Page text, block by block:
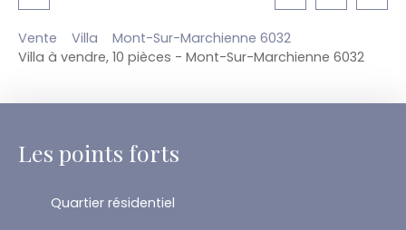
Vente Villa
Mont-Sur-Marchienne 6032
Villa à vendre, 10 pièces - Mont-Sur-Marchienne 6032
Les points forts
Quartier résidentiel